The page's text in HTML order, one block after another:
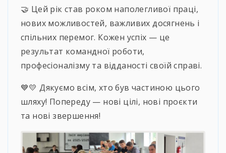
🤝 Цей рік став роком наполегливої праці,
нових можливостей, важливих досягнень і
спільних перемог. Кожен успіх — це
результат командної роботи,
професіоналізму та відданості своїй справі.
💙💛 Дякуємо всім, хто був частиною цього
шляху! Попереду — нові цілі, нові проєкти
та нові звершення!